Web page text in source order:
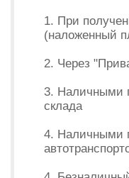
1. При
(наложенный
2. Через
3. Наличными
склада
4. Наличными